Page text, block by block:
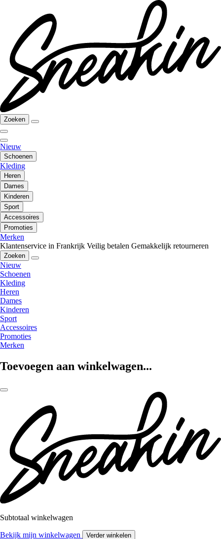
Zoeken
Nieuw
Schoenen
Kleding
Heren
Dames
Kinderen
Sport
Accessoires
Promoties
Merken
Klantenservice in Frankrijk Veilig betalen Gemakkelijk retourneren
Zoeken
Nieuw
Schoenen
Kleding
Heren
Dames
Kinderen
Sport
Accessoires
Promoties
Merken
Toevoegen aan winkelwagen...
Subtotaal winkelwagen
Bekijk mijn winkelwagen Verder winkelen